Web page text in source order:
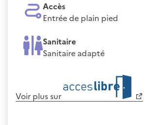
Accès
Entrée de plain pied
Sanitaire
Sanitaire adapté
Voir plus sur